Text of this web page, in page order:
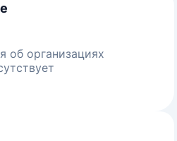
об организациях